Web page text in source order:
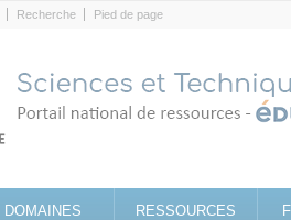
Recherche Pied de page
DOMAINES RESSOURCES